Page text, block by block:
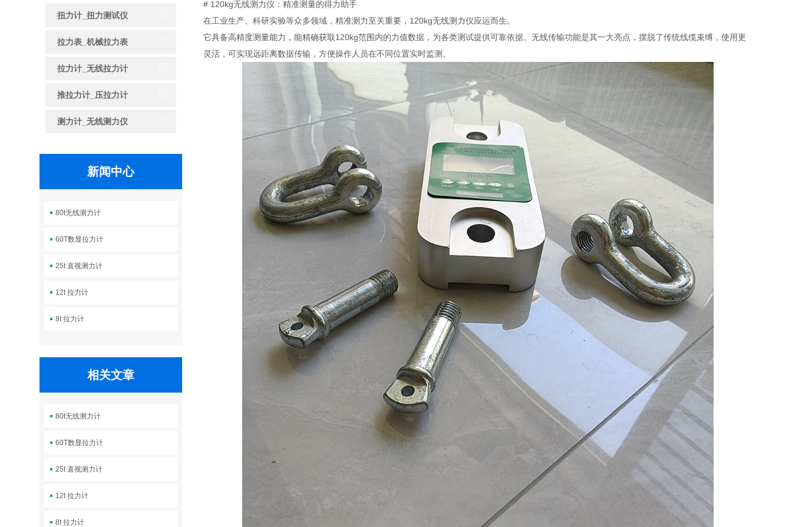
扭力计_扭力测试仪
拉力表_机械拉力表
拉力计_无线拉力计
推拉力计_压拉力计
测力计_无线测力仪
新闻中心
80t无线测力计
60T数显拉力计
25t 直视测力计
12t 拉力计
8t 拉力计
相关文章
80t无线测力计
60T数显拉力计
25t 直视测力计
12t 拉力计
8t 拉力计
# 120kg无线测力仪：精准测量的得力助手
在工业生产、科研实验等众多领域，精准测力至关重要，120kg无线测力仪应运而生。
它具备高精度测量能力，能精确获取120kg范围内的力值数据，为各类测试提供可靠依据。无线传输功能是其一大亮点，摆脱了传统线缆束缚，使用更
灵活，可实现远距离数据传输，方便操作人员在不同位置实时监测。